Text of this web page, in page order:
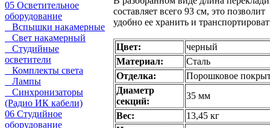
05 Осветительное
оборудование
Вспышки накамерные
Свет накамерный
Студийные
осветители
Комплекты света
Лампы
Синхронизаторы
(Радио ИК кабели)
06 Студийное
оборудование
составляет всего 93 см, это позволит
удобно ее хранить и
Цвет:
черный
Материал:
Сталь
Отделка:
Порошковое
Диаметр
секций:
35 мм
Вес:
13,45 кг